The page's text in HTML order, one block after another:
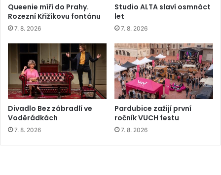
Queenie míří do Prahy.
Rozezní Křižíkovu fontánu
7. 8. 2026
Studio ALTA slaví osmnáct
let
7. 8. 2026
Divadlo Bez zábradlí ve
Voděrádkách
7. 8. 2026
Pardubice zažijí první
ročník VUCH festu
7. 8. 2026